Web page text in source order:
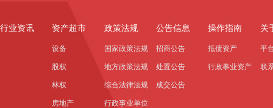
行业资讯 资产超市
设备
股权
林权
房地产
政策法规
国家政策法规
地方政策法规
综合法律法规
行政事业单位
公告信息
招商公告
处置公告
成交公告
操作指南
抵债资产
行政事业资产
关
平
联